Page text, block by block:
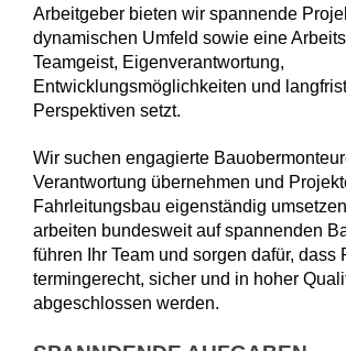
Arbeitgeber bieten wir spannende
dynamischen Umfeld sowie eine
Teamgeist, Eigenverantwortung,
Entwicklungsmöglichkeiten und
Perspektiven setzt.
Wir suchen engagierte
Verantwortung übernehmen und
Fahrleitungsbau eigenständig
arbeiten bundesweit auf spannenden
führen Ihr Team und sorgen dafür, dass
termingerecht, sicher und in hoher
abgeschlossen werden.